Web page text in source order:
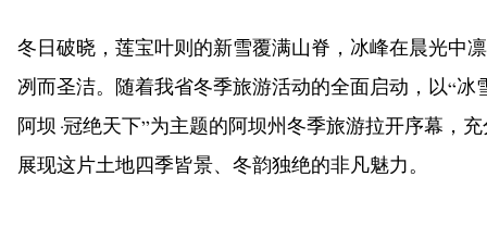
冬日破晓，莲宝叶则的新雪覆满山脊，冰峰在晨光中凛
冽而圣洁。随着我省冬季旅游活动的全面启动，以“冰
阿坝·冠绝天下”为主题的阿坝州冬季旅游拉开序幕，
展现这片土地四季皆景、冬韵独绝的非凡魅力。